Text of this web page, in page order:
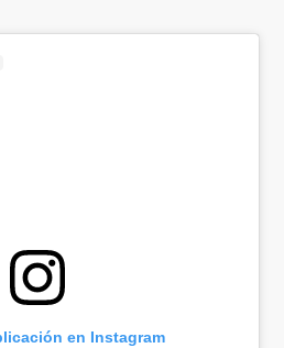
en Instagram